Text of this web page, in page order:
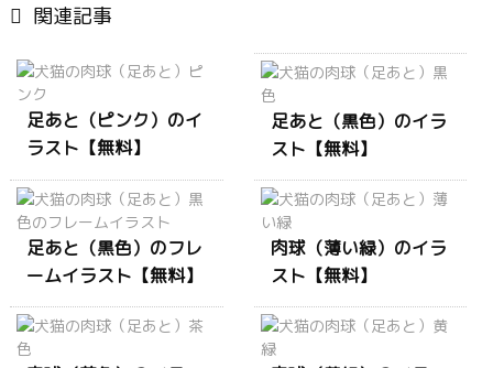
 関連記事
足あと（ピンク）のイ
ラスト【無料】
足あと（黒色）のイラ
スト【無料】
足あと（黒色）のフレ
ームイラスト【無料】
肉球（薄い緑）のイラ
スト【無料】